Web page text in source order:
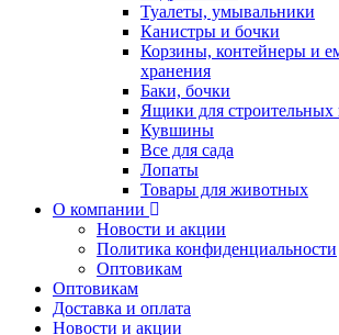
Туалеты, умывальники
Канистры и бочки
Корзины, контейнеры и
хранения
Баки, бочки
Ящики для строительных
Кувшины
Все для сада
Лопаты
Товары для животных
О компании
Новости и акции
Политика конфиденциальности
Оптовикам
Оптовикам
Доставка и оплата
Новости и акции